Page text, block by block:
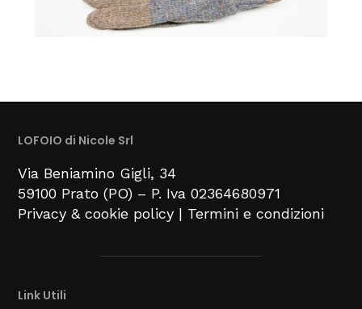
LOFOIO di Nicole Srl
Via Beniamino Gigli, 34
59100 Prato (PO) – P. Iva 02364680971
Privacy & cookie policy | Termini e condizioni
Link Utili